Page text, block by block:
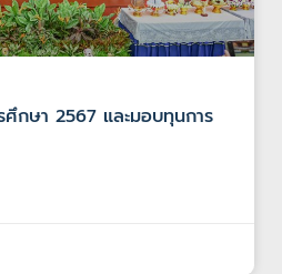
ศึกษา 2567 และมอบทุนการ